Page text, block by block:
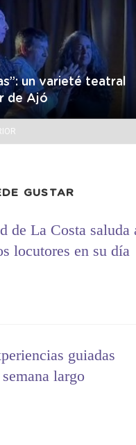
un varieté teatral
de Ajó
GUSTAR
de La Costa saluda
locutores en su día
guiadas
largo